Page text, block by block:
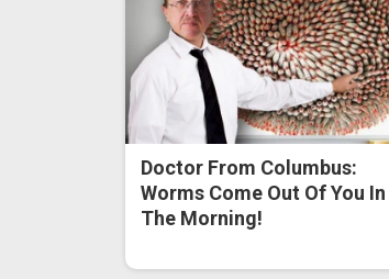
Doctor From Columbus:
Worms Come Out Of You In
The Morning!